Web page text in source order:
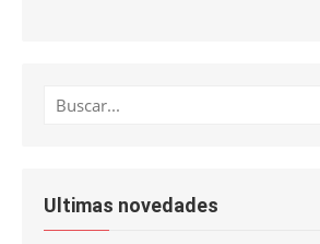
Buscar:
Ultimas novedades